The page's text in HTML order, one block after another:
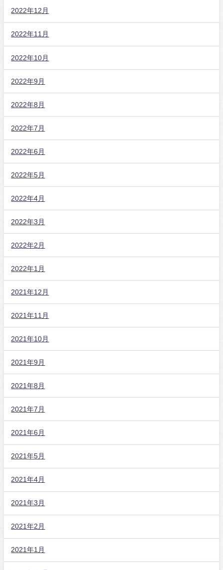
2022年12月
2022年11月
2022年10月
2022年9月
2022年8月
2022年7月
2022年6月
2022年5月
2022年4月
2022年3月
2022年2月
2022年1月
2021年12月
2021年11月
2021年10月
2021年9月
2021年8月
2021年7月
2021年6月
2021年5月
2021年4月
2021年3月
2021年2月
2021年1月